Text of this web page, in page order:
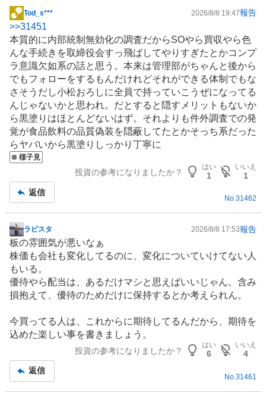
い
6
4
.
7
1
%
、
買
い
た
い
5
8
%
、
様
子
見
2
3
5
3
、
売
掲
示
板
記
事
Tod_s*** 2026/8/8 19:47報告
>>31451
本質的に内部統制無効化の調査だからSOやら買収やら色
んな手続きを取締役会すっ飛ばしてやりすぎたとかコンプ
ラ意識欠如系の話と思う。本来は管理部がちゃんと後から
でもフォローをするもんだけれどそれができる体制でもな
さそうだし小松おろしに全員で持っていこうぜになってる
んじゃないかと思われ。だとすると隠すメリットもないか
ら黒塗りはほとんどないはず。それよりも件外調査での発
覚が食品飲料の品質偽装を隠蔽してたとかそっち系だった
らヤバいから黒塗りしっかり丁寧に
様子見
投資の参考になりましたか？
はい
1
いいえ
1
返信
No.31462
掲
示
板
記
事
ラビスタ 2026/8/8 17:53報告
板の雰囲気が悪いなぁ
株価も会社も変化してるのに、変化についていけてない人
もいる。
優待やら配当は、あるだけマシと思えばいいじゃん。含み
損抱えて、優待のためだけに保持するとか考えられん。
今買ってる人は、これからに期待してるんだから、期待を
込めた楽しい事を書きましょう。
投資の参考になりましたか？
はい
6
いいえ
4
返信
No. 31461